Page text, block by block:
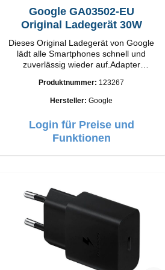
Google GA03502-EU
Original Ladegerät 30W
Dieses Original Ladegerät von Google
lädt alle Smartphones schnell und
zuverlässig wieder auf.Adapter
Verarbeitung Anschlüsse: USB-C
Output: 30W Farbe: Weiss
Produktnummer: 123267
Hersteller:Google
Login für Preise und
Funktionen